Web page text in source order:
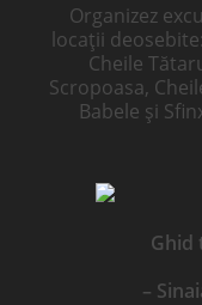
Organizez
locații
Cheile
Scropoasa,
Babele și
Ghid
–